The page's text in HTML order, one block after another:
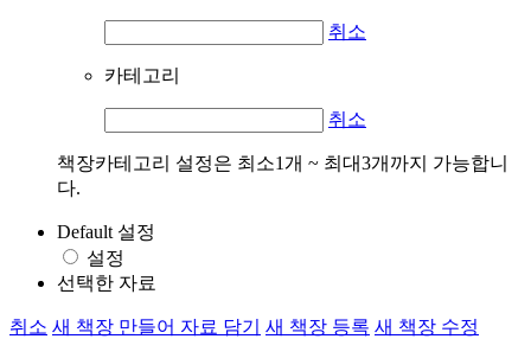
취소
카테고리
취소
책장카테고리 설정은 최소1개 ~ 최대3개까지 가능합니
다.
Default 설정
설정
선택한 자료
취소 새 책장 만들어 자료 담기 새 책장 등록 새 책장 수정